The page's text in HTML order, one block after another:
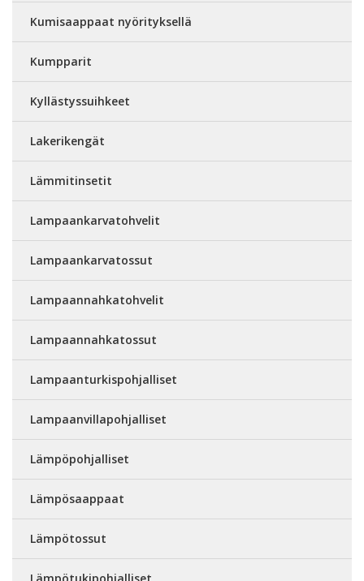
Kumisaappaat nyörityksellä
Kumpparit
Kyllästyssuihkeet
Lakerikengät
Lämmitinsetit
Lampaankarvatohvelit
Lampaankarvatossut
Lampaannahkatohvelit
Lampaannahkatossut
Lampaanturkispohjalliset
Lampaanvillapohjalliset
Lämpöpohjalliset
Lämpösaappaat
Lämpötossut